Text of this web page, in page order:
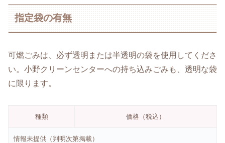
指定袋の有無
可燃ごみは、必ず透明または半透明の袋を使用してくださ
い。小野クリーンセンターへの持ち込みごみも、透明な袋
に限ります。
種類 価格（税込）
情報未提供（判明次第掲載）